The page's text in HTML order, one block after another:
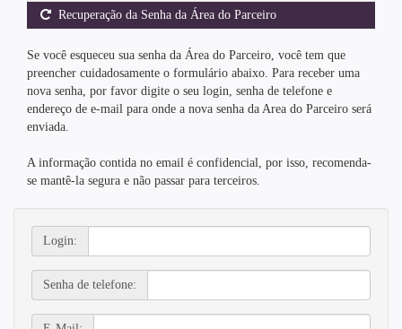
Recuperação da Senha da Área do Parceiro
Se você esqueceu sua senha da Área do Parceiro, você tem que
preencher cuidadosamente o formulário abaixo. Para receber uma
nova senha, por favor digite o seu login, senha de telefone e
endereço de e-mail para onde a nova senha da Area do Parceiro será
enviada.
A informação contida no email é confidencial, por isso, recomenda-
se mantê-la segura e não passar para terceiros.
Login:
Senha de telefone: